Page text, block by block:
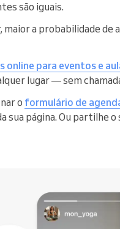
são iguais.
a probabilidade de
online para eventos e
lugar — sem
o formulário de
sua página. Ou partilhe o